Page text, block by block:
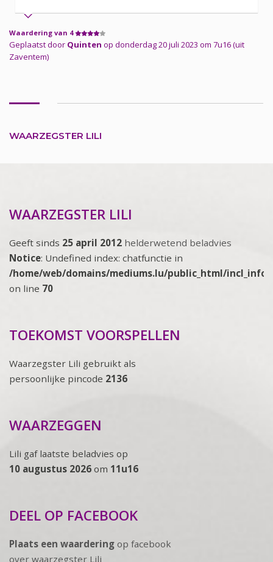
Waardering van 4
Geplaatst door Quinten op donderdag 20 juli 2023 om 7u16 (uit
Zaventem)
WAARZEGSTER LILI
WAARZEGSTER LILI
Geeft sinds 25 april 2012 helderwetend beladvies
Notice: Undefined index: chatfunctie in
/home/web/domains/mediums.lu/public_html/
on line 70
TOEKOMST VOORSPELLEN
Waarzegster Lili gebruikt als
persoonlijke pincode 2136
WAARZEGGEN
Lili gaf laatste beladvies op
10 augustus 2026 om 11u16
DEEL OP FACEBOOK
Plaats een waardering op facebook
over waarzegster Lili